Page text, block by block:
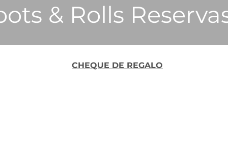
& Rolls
CHEQUE DE REGALO